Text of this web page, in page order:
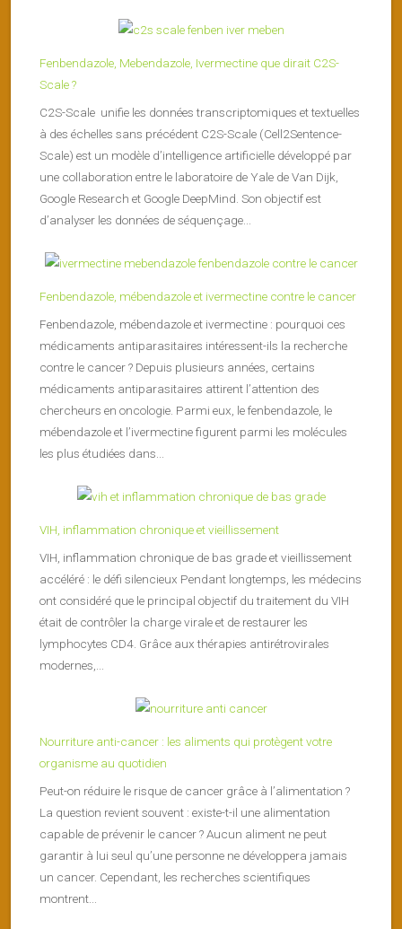
Fenbendazole, Mebendazole, Ivermectine que dirait C2S-
Scale ?
C2S-Scale unifie les données transcriptomiques et textuelles
à des échelles sans précédent C2S-Scale (Cell2Sentence-
Scale) est un modèle d’intelligence artificielle développé par
une collaboration entre le laboratoire de Yale de Van Dijk,
Google Research et Google DeepMind. Son objectif est
d’analyser les données de séquençage...
Fenbendazole, mébendazole et ivermectine contre le cancer
Fenbendazole, mébendazole et ivermectine : pourquoi ces
médicaments antiparasitaires intéressent-ils la recherche
contre le cancer ? Depuis plusieurs années, certains
médicaments antiparasitaires attirent l’attention des
chercheurs en oncologie. Parmi eux, le fenbendazole, le
mébendazole et l’ivermectine figurent parmi les molécules
les plus étudiées dans...
VIH, inflammation chronique et vieillissement
VIH, inflammation chronique de bas grade et vieillissement
accéléré : le défi silencieux Pendant longtemps, les médecins
ont considéré que le principal objectif du traitement du VIH
était de contrôler la charge virale et de restaurer les
lymphocytes CD4. Grâce aux thérapies antirétrovirales
modernes,...
Nourriture anti-cancer : les aliments qui protègent votre
organisme au quotidien
Peut-on réduire le risque de cancer grâce à l’alimentation ?
La question revient souvent : existe-t-il une alimentation
capable de prévenir le cancer ? Aucun aliment ne peut
garantir à lui seul qu’une personne ne développera jamais
un cancer. Cependant, les recherches scientifiques
montrent...